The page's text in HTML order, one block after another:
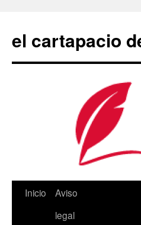
contenido
el cartapacio
Inicio
Aviso
legal